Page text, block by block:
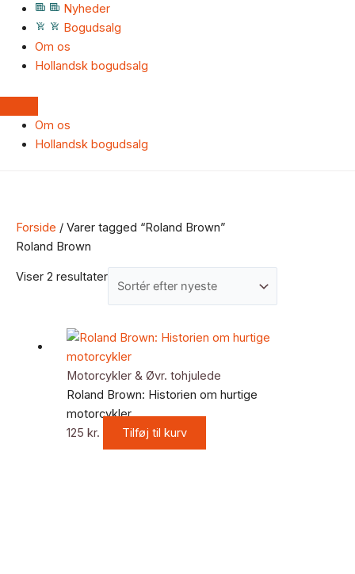
Nyheder
Bogudsalg
Om os
Hollandsk bogudsalg
Om os
Hollandsk bogudsalg
Forside / Varer tagged “Roland Brown”
Roland Brown
Viser 2 resultater
Motorcykler & Øvr. tohjulede
Roland Brown: Historien om hurtige
motorcykler
125 kr. Tilføj til kurv